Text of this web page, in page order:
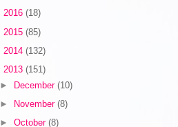
2016 (18)
2015 (85)
2014 (132)
2013 (151)
►
December(10)
►
November(8)
►October(8)